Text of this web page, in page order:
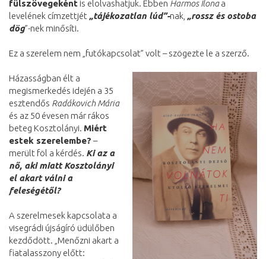
fülszövegeként is elolvashatjuk. Ebben Harmos Ilonaa
levelének címzettjét „tájékozatlan lúd”-nak, „rossz és ostoba
dög”-nek minősíti.
Ez a szerelem nem „futókapcsolat” volt – szögezte le a szerző.
Házasságban élt a
megismerkedés idején a 35
esztendős Radákovich Mária
és az 50 évesen már rákos
beteg Kosztolányi. Miért
estek szerelembe? –
merült föl a kérdés. Ki az a
nő, aki miatt Kosztolányi
el akart válni a
feleségétől?
A szerelmesek kapcsolata a
visegrádi újságíró üdülőben
kezdődött. „Menőzni akart a
fiatalasszony előtt: